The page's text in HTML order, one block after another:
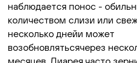
наблюдается понос -
количеством слизи или
несколько днейи может
возобновлятьсячерез
месяцев. Диарея часто